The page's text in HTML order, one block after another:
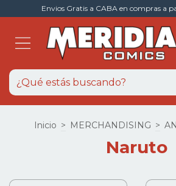
Envios Gratis a CABA en compras a
Inicio > MERCHANDISING >
Naruto